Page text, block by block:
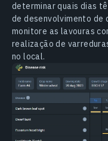
determinar quais dias
de desenvolvimento de
monitore as lavouras
realização de
no local.